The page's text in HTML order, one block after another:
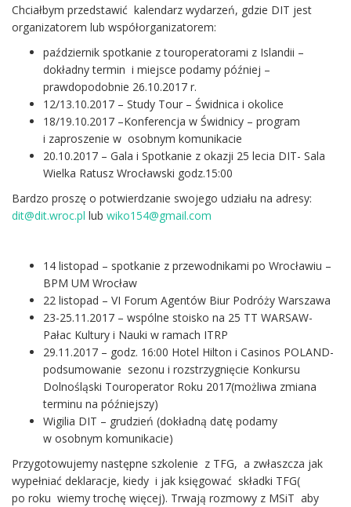
Chciałbym przedstawić kalendarz wydarzeń, gdzie DIT jest
organizatorem lub współorganizatorem:
październik spotkanie z touroperatorami z Islandii –
dokładny termin i miejsce podamy później –
prawdopodobnie 26.10.2017 r.
12/13.10.2017 – Study Tour – Świdnica i okolice
18/19.10.2017 –Konferencja w Świdnicy – program
i zaproszenie w osobnym komunikacie
20.10.2017 – Gala i Spotkanie z okazji 25 lecia DIT- Sala
Wielka Ratusz Wrocławski godz.15:00
Bardzo proszę o potwierdzanie swojego udziału na adresy:
dit@dit.wroc.pl lub wiko154@gmail.com
14 listopad – spotkanie z przewodnikami po Wrocławiu –
BPM UM Wrocław
22 listopad – VI Forum Agentów Biur Podróży Warszawa
23-25.11.2017 – wspólne stoisko na 25 TT WARSAW-
Pałac Kultury i Nauki w ramach ITRP
29.11.2017 – godz. 16:00 Hotel Hilton i Casinos POLAND-
podsumowanie sezonu i rozstrzygnięcie Konkursu
Dolnośląski Touroperator Roku 2017(możliwa zmiana
terminu na późniejszy)
Wigilia DIT – grudzień (dokładną datę podamy
w osobnym komunikacie)
Przygotowujemy następne szkolenie z TFG, a zwłaszcza jak
wypełniać deklaracje, kiedy i jak księgować składki TFG(
po roku wiemy trochę więcej). Trwają rozmowy z MSiT aby